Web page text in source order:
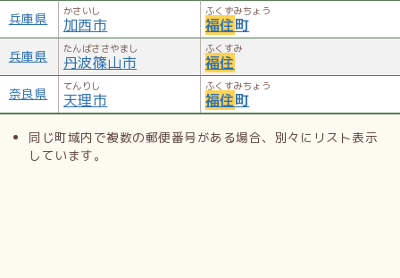
を慰めるために故陸軍軍曹玉田守殉職之地碑を現在の福住1条
6丁目（福住中央通り沿い）に建立する。
福住に改名（～現在に至る）
1944年（昭和19年） 字名改正により、「西通り」から「福
住」となる。
1957年（昭和32年） 札幌緑地都市株式会社が栗林元二郎に
より設立され、現在の福住小川公園付近を東京都の田園調布
兵庫県 かさいし
加西市
ふくずみちょう
福住町
兵庫県 たんばささやまし
丹波篠山市
ふくすみ
福住
奈良県 てんりし
天理市
ふくすみちょう
福住町
同じ町域内で複数の郵便番号がある場合、別々にリスト表示
しています。